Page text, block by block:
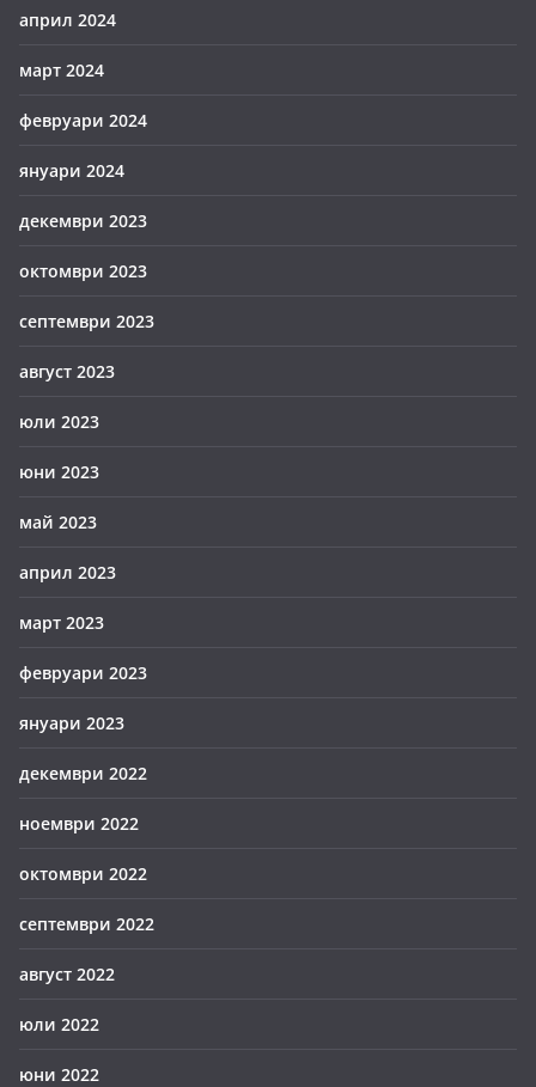
април 2024
март 2024
февруари 2024
януари 2024
декември 2023
октомври 2023
септември 2023
август 2023
юли 2023
юни 2023
май 2023
април 2023
март 2023
февруари 2023
януари 2023
декември 2022
ноември 2022
октомври 2022
септември 2022
август 2022
юли 2022
юни 2022